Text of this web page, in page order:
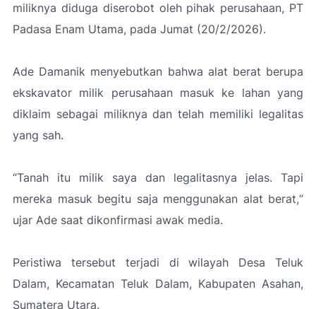
miliknya diduga diserobot oleh pihak perusahaan, PT
Padasa Enam Utama, pada Jumat (20/2/2026).
Ade Damanik menyebutkan bahwa alat berat berupa
ekskavator milik perusahaan masuk ke lahan yang
diklaim sebagai miliknya dan telah memiliki legalitas
yang sah.
“Tanah itu milik saya dan legalitasnya jelas. Tapi
mereka masuk begitu saja menggunakan alat berat,”
ujar Ade saat dikonfirmasi awak media.
Peristiwa tersebut terjadi di wilayah Desa Teluk
Dalam, Kecamatan Teluk Dalam, Kabupaten Asahan,
Sumatera Utara.